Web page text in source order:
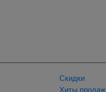
Скидки
Хиты продаж